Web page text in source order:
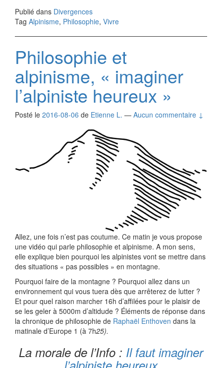
Publié dans Divergences
Tag Alpinisme, Philosophie, Vivre
Philosophie et
alpinisme, « imaginer
l’alpiniste heureux »
Posté le 2016-08-06 de Etienne L. — Aucun commentaire ↓
Allez, une fois n’est pas coutume. Ce matin je vous propose
une vidéo qui parle philosophie et alpinisme. A mon sens,
elle explique bien pourquoi les alpinistes vont se mettre dans
des situations « pas possibles » en montagne.
Pourquoi faire de la montagne ? Pourquoi allez dans un
environnement qui vous tuera dès que arrêterez de lutter ?
Et pour quel raison marcher 16h d’affilées pour le plaisir de
se les geler à 5000m d’altidude ? Éléments de réponse dans
la chronique de philosophie de Raphaël Enthoven dans la
matinale d’Europe 1 (à 7h25).
La morale de l’Info : Il faut imaginer